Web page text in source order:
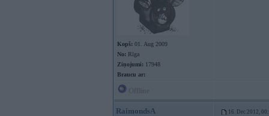
Kopš: 01. Aug 2009
No: Rīga
Ziņojumi: 17948
Braucu ar:
RaimondsA 16. Dec 2012,